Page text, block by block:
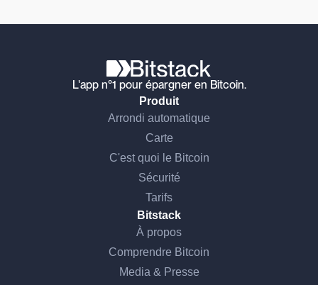
L'app n°1 pour épargner en Bitcoin.
Produit
Arrondi automatique
Carte
C'est quoi le Bitcoin
Sécurité
Tarifs
Bitstack
À propos
Comprendre Bitcoin
Media & Presse